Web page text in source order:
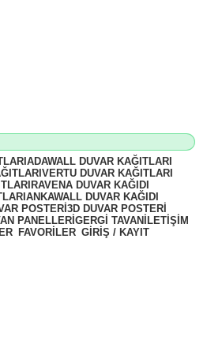
ADAWALL DUVAR KAĞITLARI
VERTU DUVAR KAĞITLARI
RAVENA DUVAR KAĞIDI
ANKAWALL DUVAR KAĞIDI
POSTERI 3D DUVAR POSTERI
PANELLERI GERGI TAVAN İLETIŞIM
FAVORİLER GİRİŞ / KAYIT